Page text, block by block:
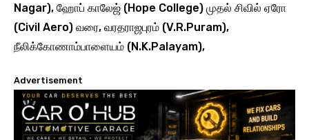
Nagar), ஹோப் காலேஜ் (Hope College) முதல் சிவில் ஏரோ
(Civil Aero) வரை, வரதராஜபுரம் (V.R.Puram),
நீலிக்கோணாம்பாளையம் (N.K.Palayam),
Advertisement